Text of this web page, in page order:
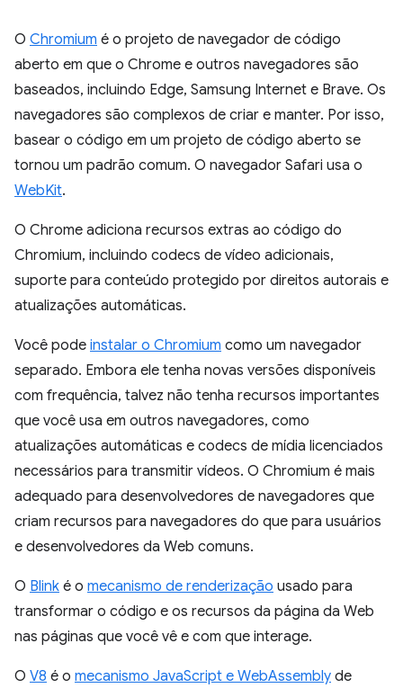
O Chromium é o projeto de navegador de código
aberto em que o Chrome e outros navegadores são
baseados, incluindo Edge, Samsung Internet e Brave. Os
navegadores são complexos de criar e manter. Por isso,
basear o código em um projeto de código aberto se
tornou um padrão comum. O navegador Safari usa o
WebKit.
O Chrome adiciona recursos extras ao código do
Chromium, incluindo codecs de vídeo adicionais,
suporte para conteúdo protegido por direitos autorais e
atualizações automáticas.
Você pode instalar o Chromium como um navegador
separado. Embora ele tenha novas versões disponíveis
com frequência, talvez não tenha recursos importantes
que você usa em outros navegadores, como
atualizações automáticas e codecs de mídia licenciados
necessários para transmitir vídeos. O Chromium é mais
adequado para desenvolvedores de navegadores que
criam recursos para navegadores do que para usuários
e desenvolvedores da Web comuns.
O Blink é o mecanismo de renderização usado para
transformar o código e os recursos da página da Web
nas páginas que você vê e com que interage.
O V8 é o mecanismo JavaScript e WebAssembly de